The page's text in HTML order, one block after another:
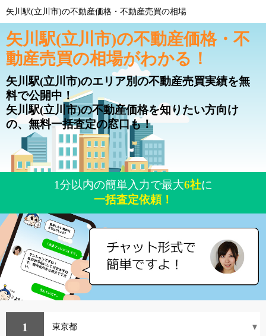
矢川駅(立川市)の不動産価格・不動産売買の相場
矢川駅(立川市)の不動産価格・不
動産売買の相場がわかる！
矢川駅(立川市)のエリア別の不動産売買実績を無
料で公開中！
矢川駅(立川市)の不動産価格を知りたい方向け
の、無料一括査定の窓口も！
1分以内の簡単入力で最大6社に
一括査定依頼！
1